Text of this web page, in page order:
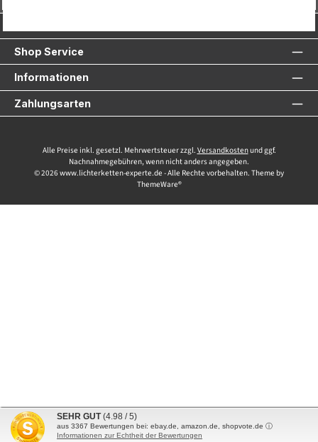
Shop Service
Informationen
Zahlungsarten
Alle Preise inkl. gesetzl. Mehrwertsteuer zzgl. Versandkostenund ggf.
Nachnahmegebühren, wenn nicht anders angegeben.
© 2026 www.lichterketten-experte.de - Alle Rechte vorbehalten. Theme by
ThemeWare®
SEHR GUT (4.98 / 5)
aus 3367 Bewertungen bei: ebay.de, amazon.de, shopvote.de ⓘ
Informationen zur Echtheit der Bewertungen